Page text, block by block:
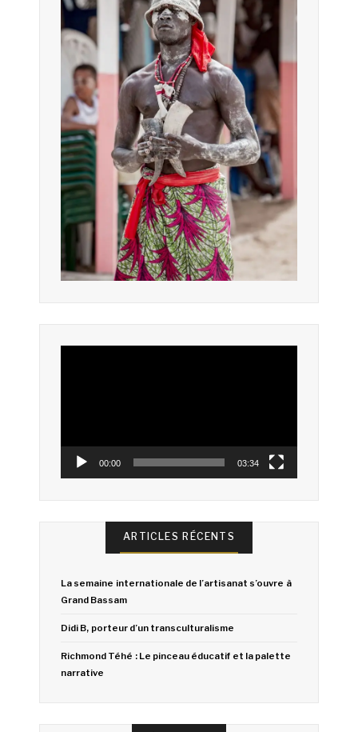
00:00 03:34
ARTICLES RÉCENTS
La semaine internationale de l’artisanat s’ouvre à
Grand Bassam
Didi B, porteur d’un transculturalisme
Richmond Téhé : Le pinceau éducatif et la palette
narrative